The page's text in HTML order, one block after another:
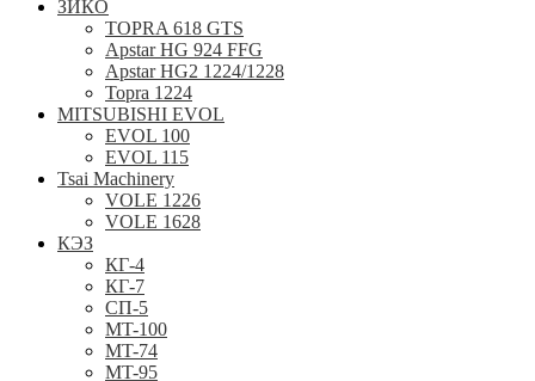
ЗИКО
TOPRA 618 GTS
Apstar HG 924 FFG
Apstar HG2 1224/1228
Topra 1224
MITSUBISHI EVOL
EVOL 100
EVOL 115
Tsai Machinery
VOLE 1226
VOLE 1628
КЭЗ
КГ-4
КГ-7
СП-5
MT-100
MT-74
MT-95